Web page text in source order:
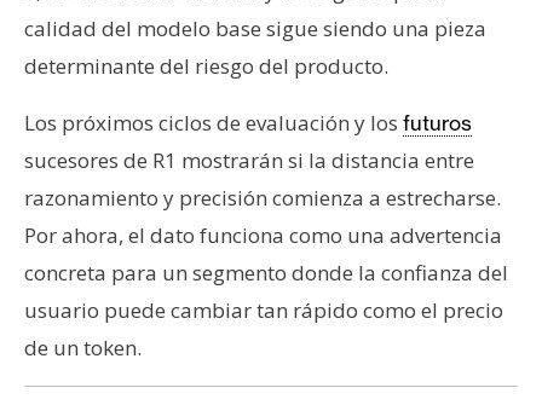
calidad del modelo base sigue siendo una pieza
determinante del riesgo del producto.
Los próximos ciclos de evaluación y los futuros
sucesores de R1 mostrarán si la distancia entre
razonamiento y precisión comienza a estrecharse.
Por ahora, el dato funciona como una advertencia
concreta para un segmento donde la confianza del
usuario puede cambiar tan rápido como el precio
de un token.